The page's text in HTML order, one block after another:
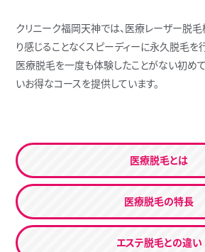
クリニーク福岡天神では、医療レーザー脱毛
り感じることなくスピーディーに永久脱毛を
医療脱毛を一度も体験したことがない初め
いお得なコースを提供しています。
医療脱毛とは
医療脱毛の特長
エステ脱毛との違い